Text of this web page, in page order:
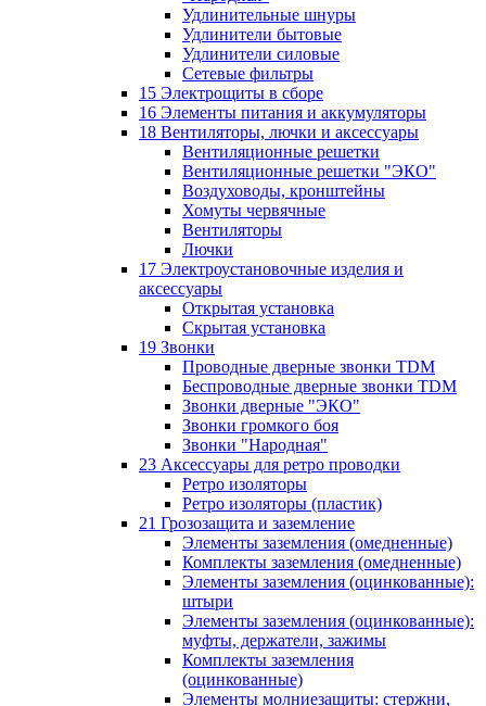
Удлинительные шнуры
Удлинители бытовые
Удлинители силовые
Сетевые фильтры
15 Электрощиты в сборе
16 Элементы питания и аккумуляторы
18 Вентиляторы, лючки и аксессуары
Вентиляционные решетки
Вентиляционные решетки "ЭКО"
Воздуховоды, кронштейны
Хомуты червячные
Вентиляторы
Лючки
17 Электроустановочные изделия и
аксессуары
Открытая установка
Скрытая установка
19 Звонки
Проводные дверные звонки TDM
Беспроводные дверные звонки TDM
Звонки дверные "ЭКО"
Звонки громкого боя
Звонки "Народная"
23 Аксессуары для ретро проводки
Ретро изоляторы
Ретро изоляторы (пластик)
21 Грозозащита и заземление
Элементы заземления (омедненные)
Комплекты заземления (омедненные)
Элементы заземления (оцинкованные):
штыри
Элементы заземления (оцинкованные):
муфты, держатели, зажимы
Комплекты заземления
(оцинкованные)
Элементы молниезащиты: стержни,